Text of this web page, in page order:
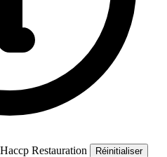
Restauration Réinitialiser